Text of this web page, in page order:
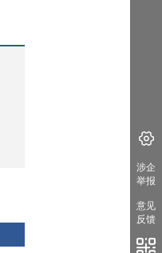
涉企
举报
意见
反馈